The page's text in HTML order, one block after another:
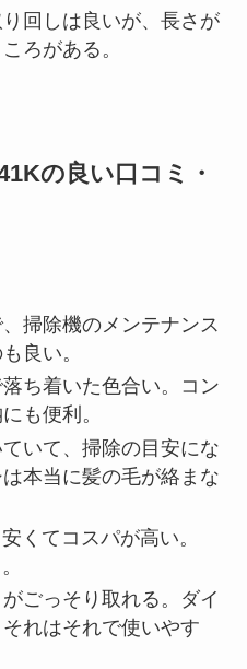
回しは良いが、長さが
ろがある。
の良い口コミ・
掃除機のメンテナンス
良い。
ち着いた色合い。コン
も便利。
いて、掃除の目安にな
本当に髪の毛が絡まな
くてコスパが高い。
ごっそり取れる。ダイ
れはそれで使いやす